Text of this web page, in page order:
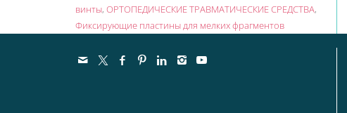
винты, ОРТОПЕДИЧЕСКИЕ ТРАВМАТИЧЕСКИЕ СРЕДСТВА,
Фиксирующие пластины для мелких фрагментов